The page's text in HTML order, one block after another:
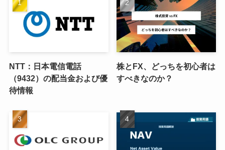
NTT：日本電信電話
（9432）の配当金および優
待情報
株とFX、どっちを初心者は
すべきなのか？